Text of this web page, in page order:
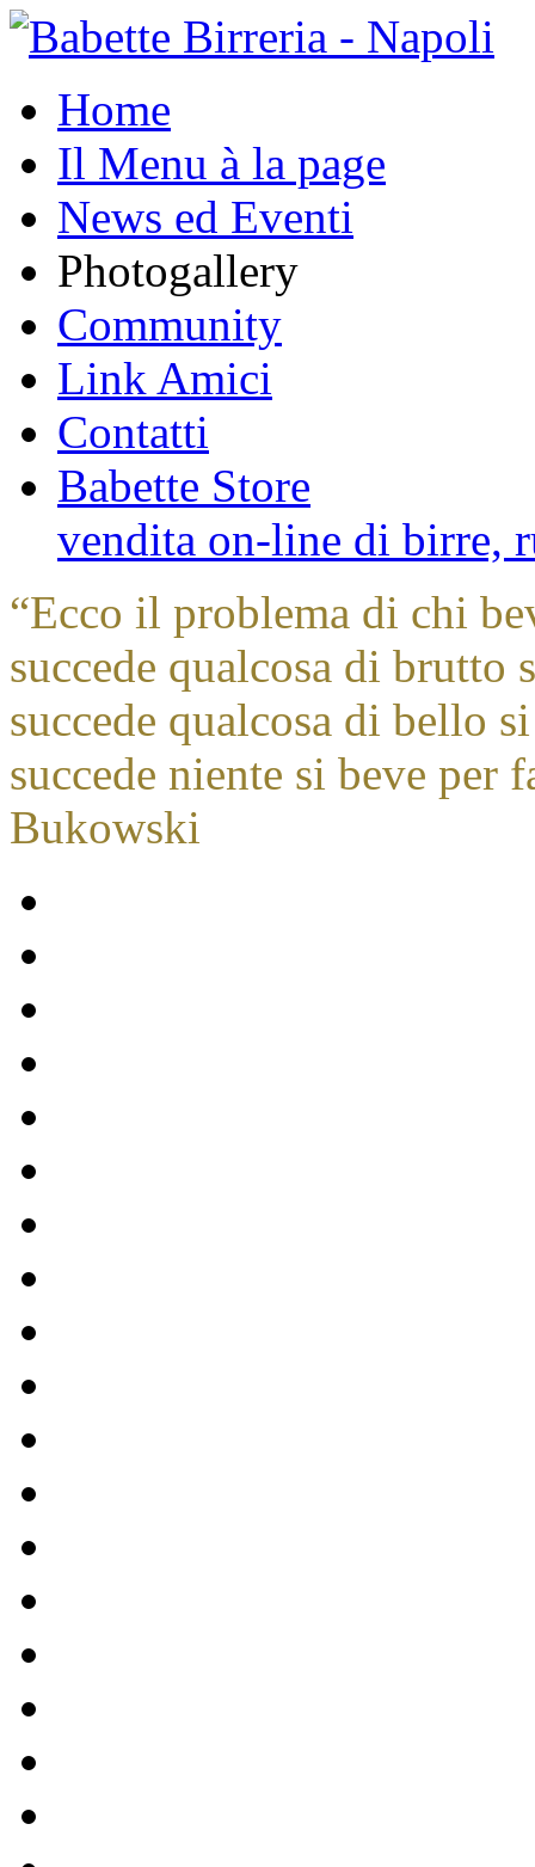
Home
Il Menu à la page
News ed Eventi
Photogallery
Community
Link Amici
Contatti
Babette Store
vendita on-line di birre,
“Ecco il problema di chi
succede qualcosa di brutto
succede qualcosa di bello
succede niente si beve per
Bukowski